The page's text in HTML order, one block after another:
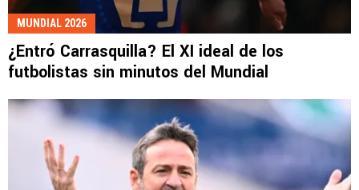
MUNDIAL 2026
¿Entró Carrasquilla? El XI ideal de los
futbolistas sin minutos del Mundial